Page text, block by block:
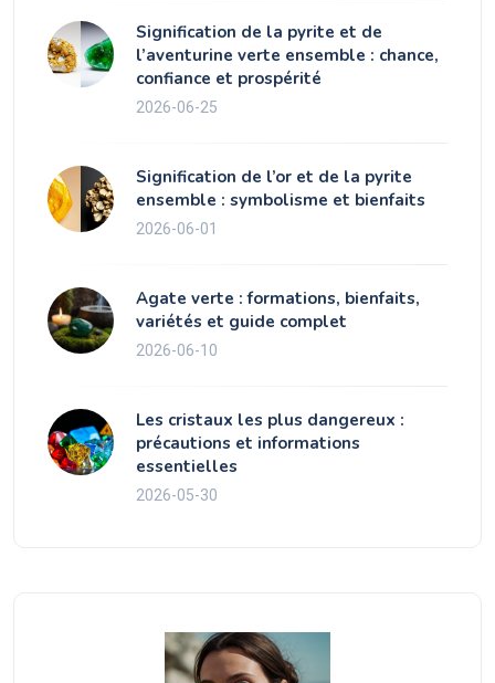
Signification de la pyrite et de
l’aventurine verte ensemble : chance,
confiance et prospérité
2026-06-25
Signification de l’or et de la pyrite
ensemble : symbolisme et bienfaits
2026-06-01
Agate verte : formations, bienfaits,
variétés et guide complet
2026-06-10
Les cristaux les plus dangereux :
précautions et informations
essentielles
2026-05-30